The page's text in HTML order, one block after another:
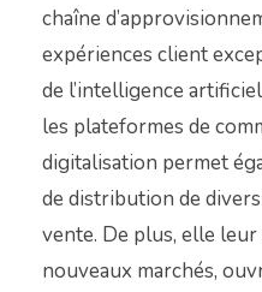
chaîne
expériences client
de l’intelligence
les plateformes de
digitalisation permet
de distribution de
vente. De plus, elle leur
nouveaux marchés,